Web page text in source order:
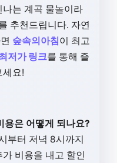
는 계곡 물놀이라
추천드립니다. 자연
숲속의아침 이 최고
저가 링크를 통해 즐
세요!
용은 어떻게 되나요?
부터 저녁 8시까지
비용을 내고 할인